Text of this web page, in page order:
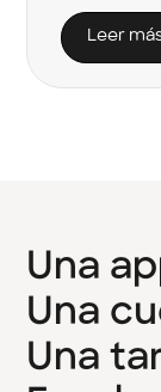
Leer
Una
Una
Una